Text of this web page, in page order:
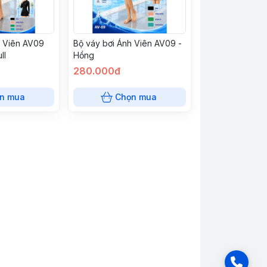
Viên AV09
mua
Bộ váy bơi Ánh Viên AV09 -
Hồng
280.000đ
Chọn mua